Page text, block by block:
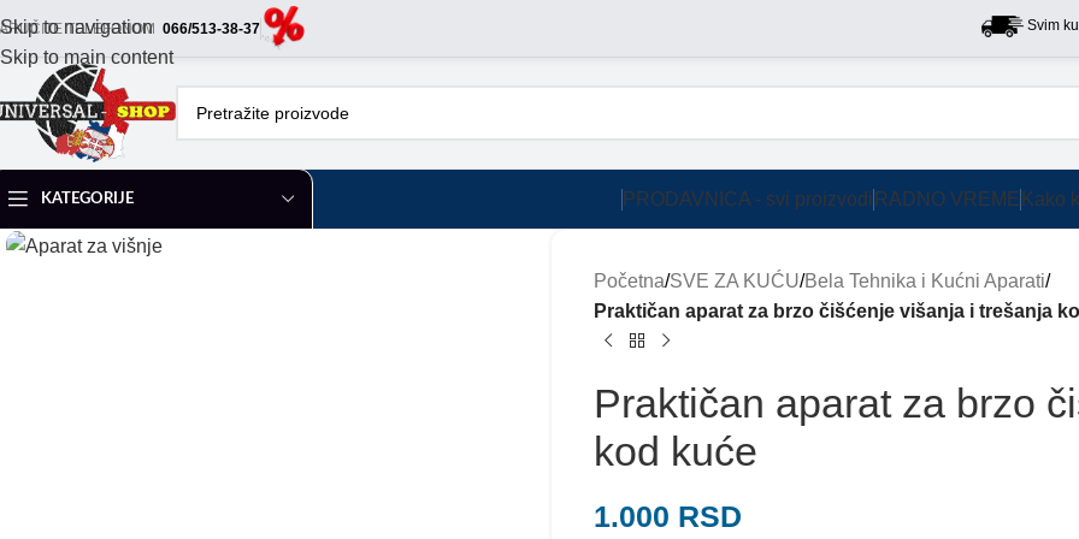
Skip to navigation
Skip to main content
TELEFONOM 066/513-38-37 Svim
KATEGORIJE PRODAVNICA - svi proizvodi RADNO VREME Kako
Početna/SVE ZA KUĆU/Bela Tehnika i Kućni Aparati/
Praktičan aparat za brzo čišćenje višanja i trešanja
Praktičan aparat za brzo
kod kuće
1.000 RSD